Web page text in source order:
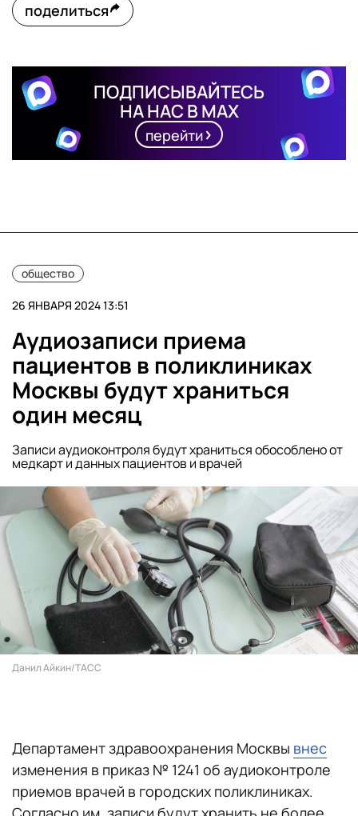
поделиться
ПОДПИСЫВАЙТЕСЬ
НА НАС В MAX
перейти
общество
26 ЯНВАРЯ 2024 13:51
Аудиозаписи приема
пациентов в поликлиниках
Москвы будут храниться
один месяц
Записи аудиоконтроля будут храниться обособлено от
медкарт и данных пациентов и врачей
Данил Айкин/ТАСС
Департамент здравоохранения Москвы внес
изменения в приказ № 1241 об аудиоконтроле
приемов врачей в городских поликлиниках.